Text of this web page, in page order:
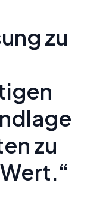
zu
zu